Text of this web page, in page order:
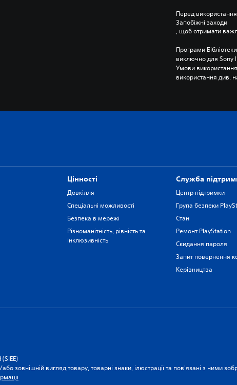
Перед
Запобіжні заходи
, щоб отримати
Програми
виключно для Sony
Умови
використання див.
Цiнностi
Довкілля
Спеціальні можливості
Безпека в мережі
Різноманітність, рівність та
інклюзивність
Служба
Центр підтримки
Група безпеки
Стан
Ремонт PlayStation
Скидання пароля
Запит повернення
Керівництва
зовнішній вигляд товару, товарні знаки, ілюстрації та пов'язані з ними